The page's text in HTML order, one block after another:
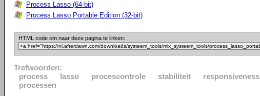
Process Lasso (64-bit)
Process Lasso Portable Edition (32-bit)
HTML code om naar deze pagina te linken:
Trefwoorden:
process
lasso procescontrole stabiliteit responsiveness
processen